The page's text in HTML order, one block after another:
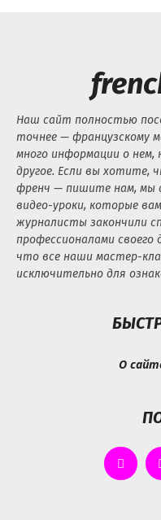
Наш сайт полностью
точнее — французскому
много информации о нем,
другое. Если вы хотите,
френч — пишите нам, мы
видео-уроки, которые
журналисты закончили
профессионалами
что все наши мастер-
исключительно для
О